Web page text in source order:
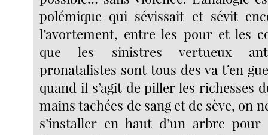
polémique qui sévissait et sévit
l’avortement, entre les pour et les
que les sinistres vertueux
pronatalistes sont tous des va t’en
quand il s’agit de piller les richesses
mains tachées de sang et de sève, on
s’installer en haut d’un arbre